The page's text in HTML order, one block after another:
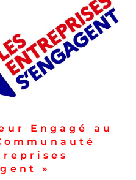
Engagé au
»